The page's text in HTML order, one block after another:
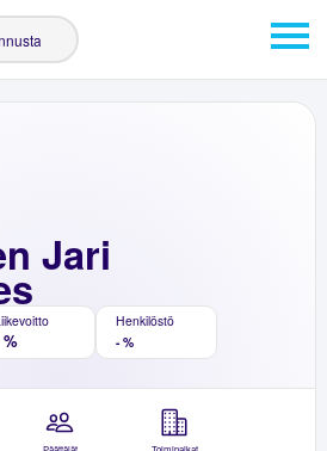
Jari
%
Henkilöstö
- %